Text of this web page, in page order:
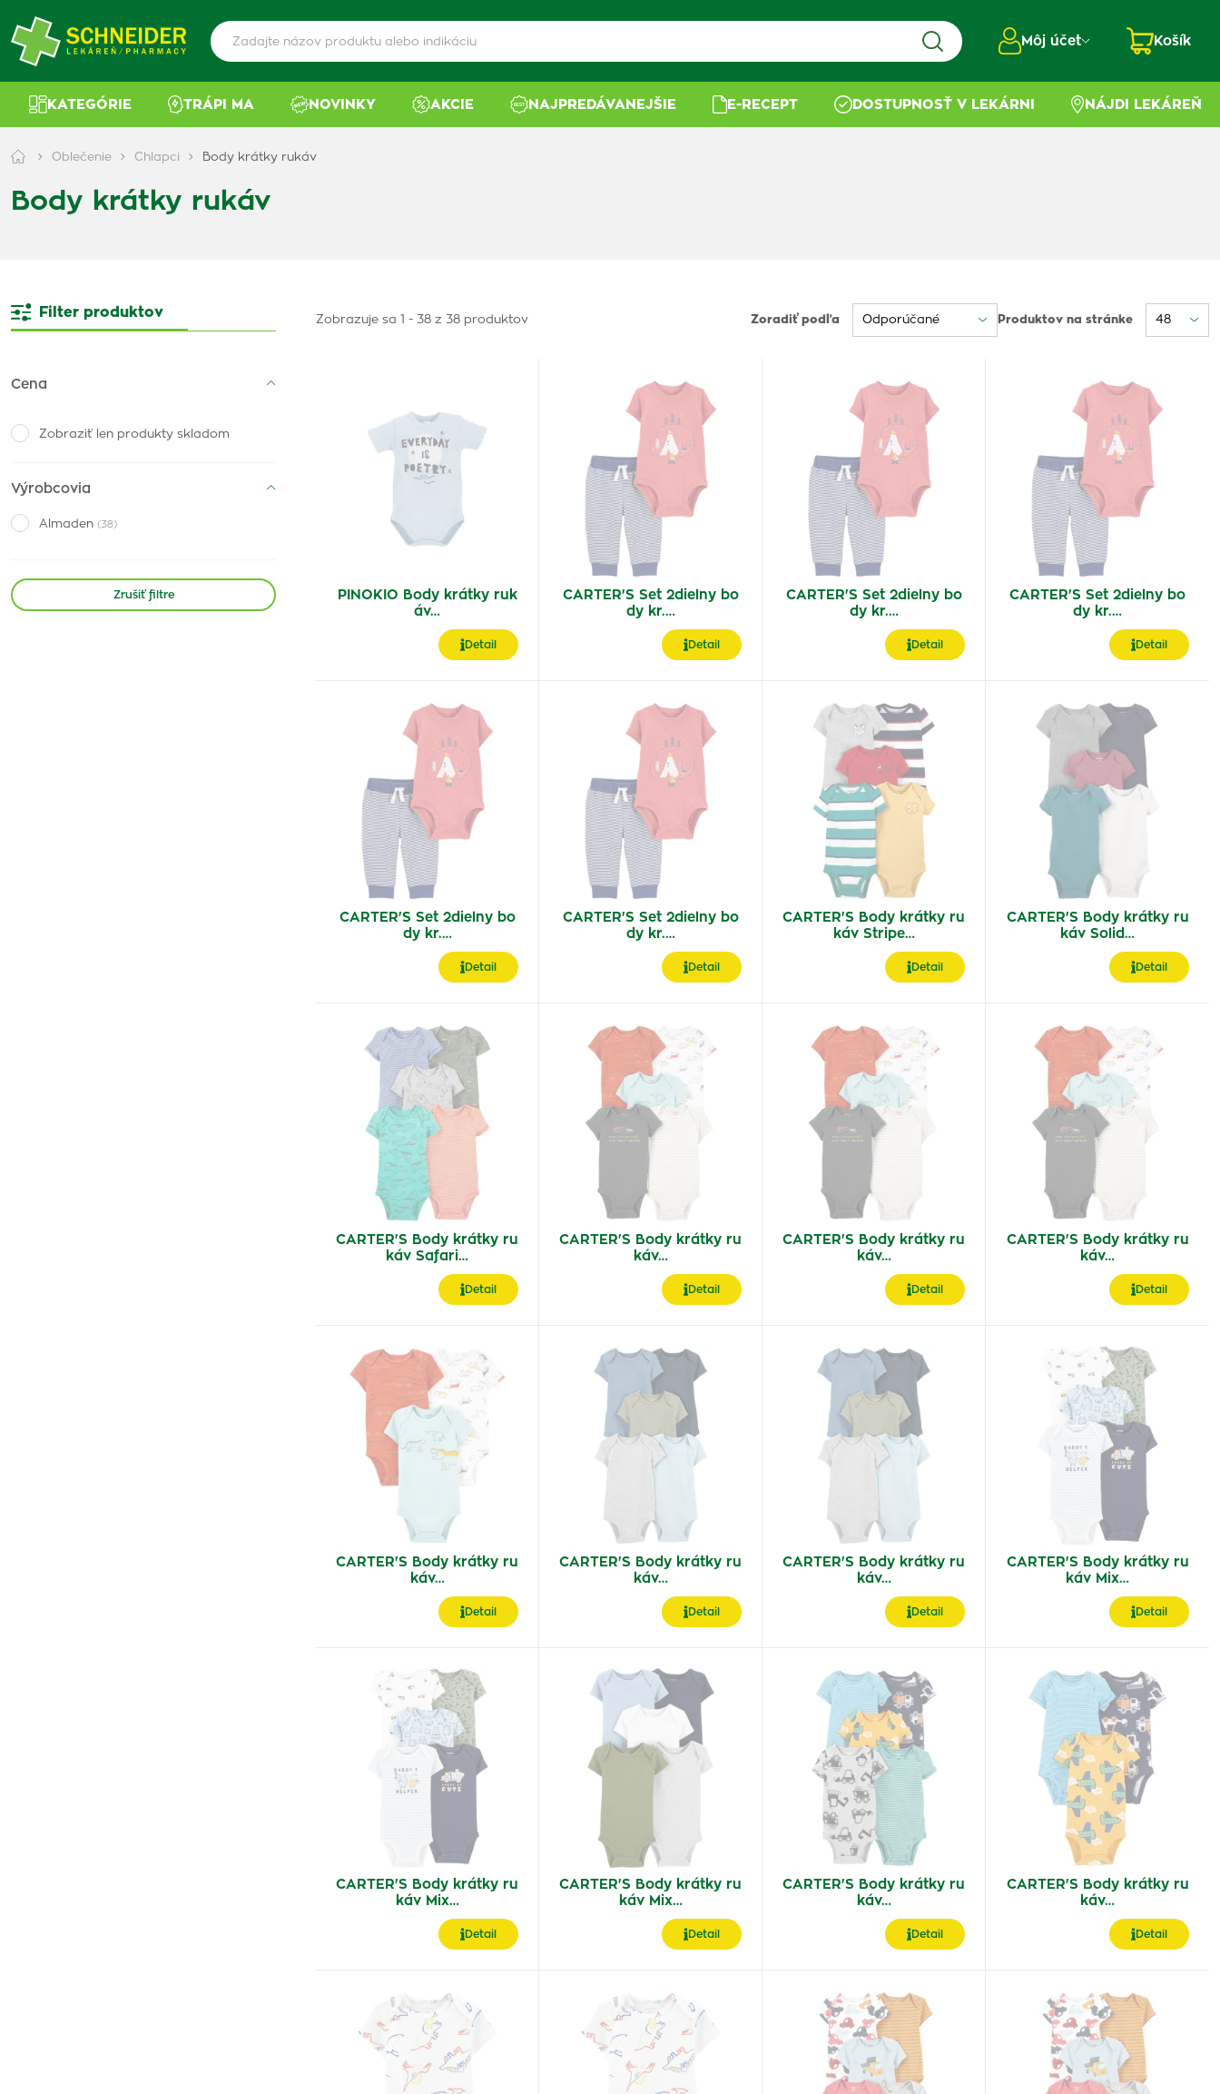
Môj účet Košík
KATEGÓRIE TRÁPI MA NOVINKY AKCIE NAJPREDÁVANEJŠIE E-RECEPT DOSTUPNOSŤ V LEKÁRNI NÁJDI LEKÁREŇ
Oblečenie Chlapci Body krátky rukáv
Body krátky rukáv
Filter produktov
Cena
Zobraziť len produkty skladom
Výrobcovia
Almaden (38)
Zrušiť filtre
Zobrazuje sa 1 - 38 z 38 produktov Zoradiť podľa Produktov na stránke
PINOKIO Body krátky ruk
áv…
Detail
CARTER'S Set 2dielny bo
dy kr.…
Detail
CARTER'S Set 2dielny bo
dy kr.…
Detail
CARTER'S Set 2dielny bo
dy kr.…
Detail
CARTER'S Set 2dielny bo
dy kr.…
Detail
CARTER'S Set 2dielny bo
dy kr.…
Detail
CARTER'S Body krátky ru
káv Stripe…
Detail
CARTER'S Body krátky ru
káv Solid…
Detail
CARTER'S Body krátky ru
káv Safari…
Detail
CARTER'S Body krátky ru
káv…
Detail
CARTER'S Body krátky ru
káv…
Detail
CARTER'S Body krátky ru
káv…
Detail
CARTER'S Body krátky ru
káv…
Detail
CARTER'S Body krátky ru
káv…
Detail
CARTER'S Body krátky ru
káv…
Detail
CARTER'S Body krátky ru
káv Mix…
Detail
CARTER'S Body krátky ru
káv Mix…
Detail
CARTER'S Body krátky ru
káv Mix…
Detail
CARTER'S Body krátky ru
káv…
Detail
CARTER'S Body krátky ru
káv…
Detail